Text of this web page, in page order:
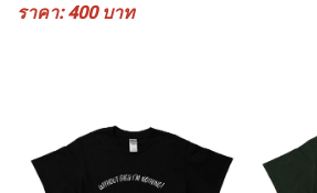
ราคา: 400 บาท